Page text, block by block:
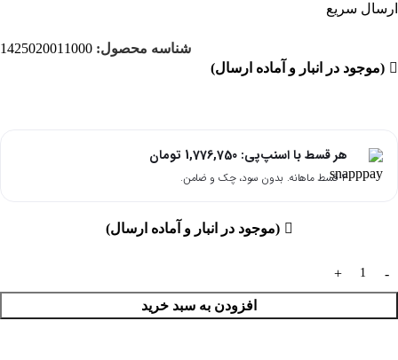
ارسال سریع
شناسه محصول: 1425020011000
(موجود در انبار و آماده ارسال)
هر قسط با اسنپ‌پی: 1,776,750 تومان
۴ قسط ماهانه. بدون سود، چک و ضامن.
(موجود در انبار و آماده ارسال)
افزودن به سبد خرید